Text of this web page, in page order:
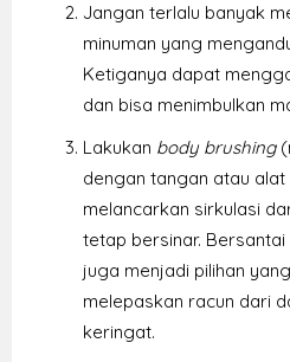
Jangan terlalu banyak
minuman yang
Ketiganya dapat
dan bisa menimbulkan
Lakukan body brushing
dengan tangan atau alat
melancarkan sirkulasi
tetap bersinar.
juga menjadi pilihan
melepaskan racun dari
keringat.